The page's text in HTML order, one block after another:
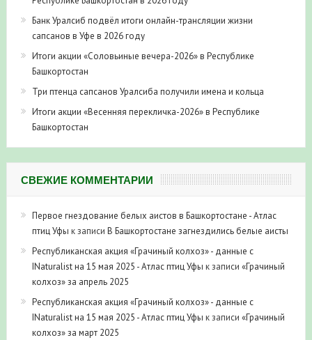
Банк Уралсиб подвёл итоги онлайн-трансляции жизни
сапсанов в Уфе в 2026 году
Итоги акции «Соловьиные вечера-2026» в Республике
Башкортостан
Три птенца сапсанов Уралсиба получили имена и кольца
Итоги акции «Весенняя перекличка-2026» в Республике
Башкортостан
СВЕЖИЕ КОММЕНТАРИИ
Первое гнездование белых аистов в Башкортостане - Атлас
птиц Уфы к записи В Башкортостане загнездились белые аисты
Республиканская акция «Грачиный колхоз» - данные с
INaturalist на 15 мая 2025 - Атлас птиц Уфы к записи «Грачиный
колхоз» за апрель 2025
Республиканская акция «Грачиный колхоз» - данные с
INaturalist на 15 мая 2025 - Атлас птиц Уфы к записи «Грачиный
колхоз» за март 2025